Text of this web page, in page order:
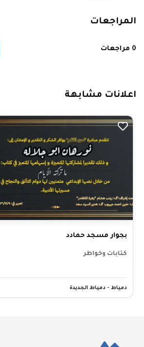
المراجعات
0 مراجعات
اعلانات مشابهة
بجوار مسجد حمادد
كتابات وخواطر
دمياط - دمياط الجديدة